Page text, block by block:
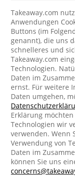
Takeaway.com
Anwendungen
Buttons (im
genannt), die uns
schnelleres und
Takeaway.com
Technologien.
Daten im
ernst. Für weitere
Daten umgehen,
Erklärung
Technologien wir
verwenden. Wenn
Verwendung von
Daten im
können Sie uns